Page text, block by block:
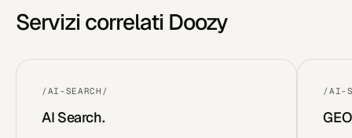
Servizi correlati Doozy
/AI-SEARCH/
AI Search.
/AI-